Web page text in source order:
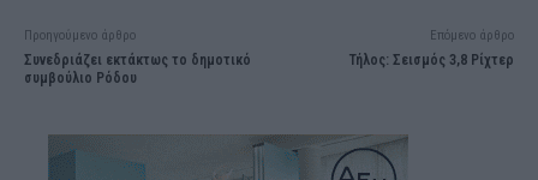
Προηγούμενο άρθρο
Συνεδριάζει εκτάκτως το δημοτικό
συμβούλιο Ρόδου
Επόμενο άρθρο
Τήλος: Σεισμός 3,8 Ρίχτερ